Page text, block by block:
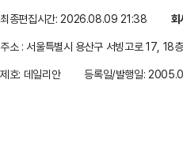
최종편집시간: 2026.08.09 21:38 회
주소 : 서울특별시 용산구 서빙고로 17, 18
제호: 데일리안
등록일/발행일: